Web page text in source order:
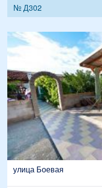
№ Д302
улица Боевая